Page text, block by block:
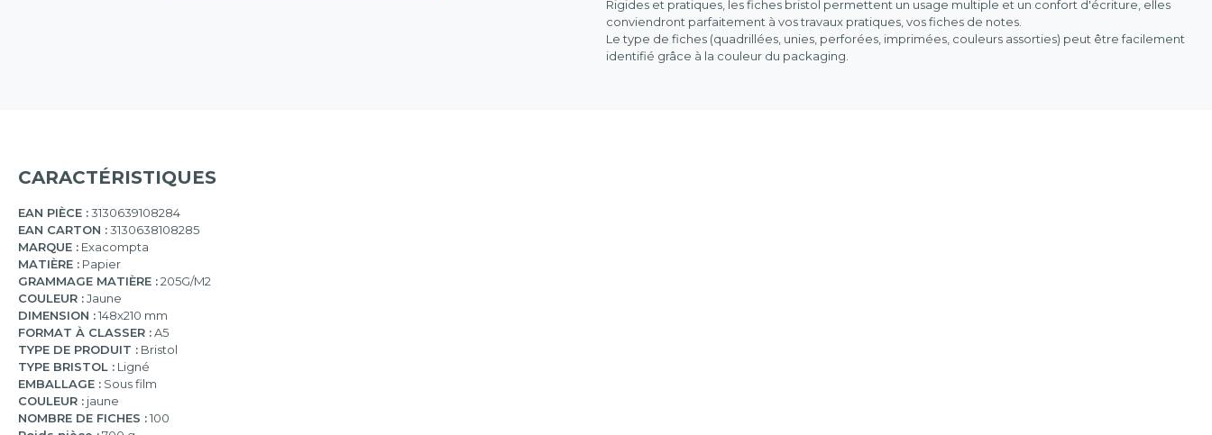
Rigides et pratiques, les fiches bristol permettent un usage multiple et un confort d'écriture, elles
conviendront parfaitement à vos travaux pratiques, vos fiches de notes.
Le type de fiches (quadrillées, unies, perforées, imprimées, couleurs assorties) peut être facilement
identifié grâce à la couleur du packaging.
CARACTÉRISTIQUES
EAN PIÈCE :3130639108284
EAN CARTON :3130638108285
MARQUE : Exacompta
MATIÈRE : Papier
GRAMMAGE MATIÈRE :205G/M2
COULEUR :Jaune
DIMENSION :148x210 mm
FORMAT À CLASSER :A5
TYPE DE PRODUIT : Bristol
TYPE BRISTOL : Ligné
EMBALLAGE : Sous film
COULEUR : jaune
NOMBRE DE FICHES :100